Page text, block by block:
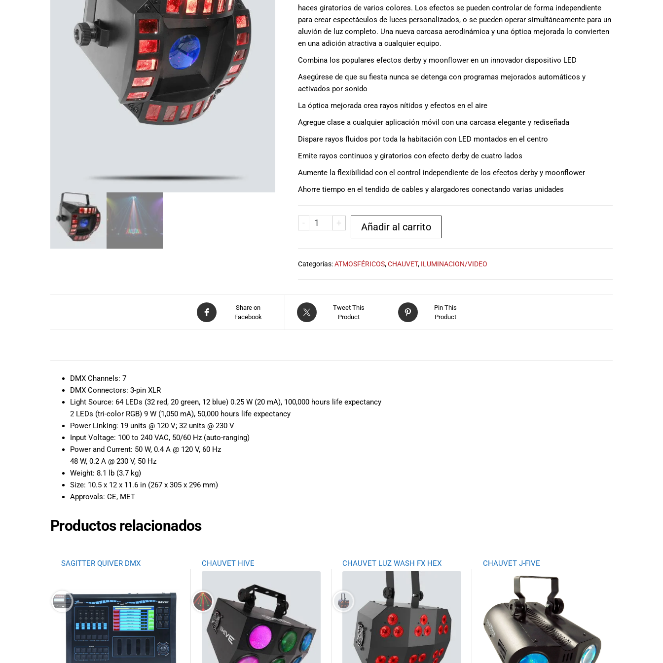
de productos
de las mejores
marcas del
mercado,
guitarras, bajos
teclados y
accesorios
para satisfacer
todas las
necesidades
musicales.
mejor servicio
al cliente
posible.
Además,
ofrecemos
precios
competitivos y
promociones
especiales
para nuestros
clientes. Ven a
visitarnos en
o haz tu
de nuestra
pedido en la
comodidad de
tu hogar.
¡Descubre el
mundo de la
música con
Import Music
haces giratorios de varios colores. Los efectos se pueden controlar de forma independiente
para crear espectáculos de luces personalizados, o se pueden operar simultáneamente para un
aluvión de luz completo. Una nueva carcasa aerodinámica y una óptica mejorada lo convierten
en una adición atractiva a cualquier equipo.
Combina los populares efectos derby y moonflower en un innovador dispositivo LED
Asegúrese de que su fiesta nunca se detenga con programas mejorados automáticos y
activados por sonido
La óptica mejorada crea rayos nítidos y efectos en el aire
Agregue clase a cualquier aplicación móvil con una carcasa elegante y rediseñada
Dispare rayos fluidos por toda la habitación con LED montados en el centro
Emite rayos continuos y giratorios con efecto derby de cuatro lados
Aumente la flexibilidad con el control independiente de los efectos derby y moonflower
Ahorre tiempo en el tendido de cables y alargadores conectando varias unidades
- + Añadir al carrito
Categorías:ATMOSFÉRICOS,CHAUVET, ILUMINACION/VIDEO
Share on
Facebook
Tweet This
Product
Pin This
Product
DMX Channels: 7
DMX Connectors: 3-pin XLR
Light Source: 64 LEDs (32 red, 20 green, 12 blue) 0.25 W (20 mA), 100,000 hours life expectancy
2 LEDs (tri-color RGB) 9 W (1,050 mA), 50,000 hours life expectancy
Power Linking: 19 units @ 120 V; 32 units @ 230 V
Input Voltage: 100 to 240 VAC, 50/60 Hz (auto-ranging)
Power and Current: 50 W, 0.4 A @ 120 V, 60 Hz
48 W, 0.2 A @ 230 V, 50 Hz
Weight: 8.1 lb (3.7 kg)
Size: 10.5 x 12 x 11.6 in (267 x 305 x 296 mm)
Approvals: CE, MET
Productos relacionados
SAGITTER QUIVER DMX CHAUVET HIVE CHAUVET LUZ WASH FX HEX CHAUVET J-FIVE